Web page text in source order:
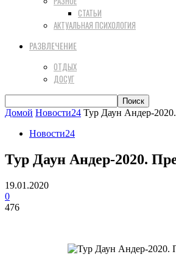
СТАТЬИ
АКТУАЛЬНАЯ ПСИХОЛОГИЯ
РАЗВЛЕЧЕНИЕ
ОТДЫХ
ДОСУГ
Домой Новости24 Тур Даун Андер-
Новости24
Тур Даун Андер-2020.
19.01.2020
0
476